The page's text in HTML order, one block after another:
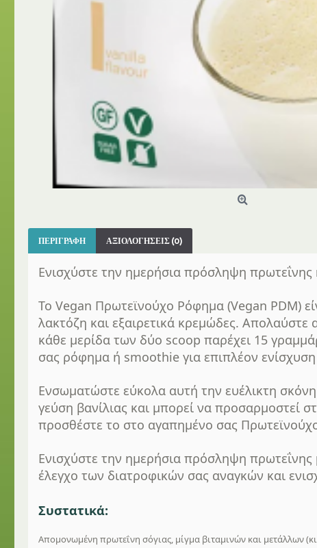
ΠΕΡΙΓΡΑΦΉ ΑΞΙΟΛΟΓΉΣΕΙΣ (0)
Ενισχύστε την ημερήσια πρόσληψη
Το Vegan Πρωτεϊνούχο Ρόφημα (Vegan PDM)
λακτόζη και εξαιρετικά κρεμώδες.
κάθε μερίδα των δύο scoop παρέχει 15
σας ρόφημα ή smoothie για επιπλέον
Ενσωματώστε εύκολα αυτή την ευέλικτη
γεύση βανίλιας και μπορεί να προσαρμοστεί
προσθέστε το στο αγαπημένο σας
Ενισχύστε την ημερήσια πρόσληψη
έλεγχο των διατροφικών σας αναγκών και
Συστατικά:
Απομονωμένη πρωτεΐνη σόγιας, μίγμα βιταμινών και μετάλλων